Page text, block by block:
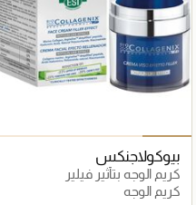
بيوكولاجنكس
كريم الوجه بتأثير فيلير
بيوكولاجينيكس
كريم الوجه